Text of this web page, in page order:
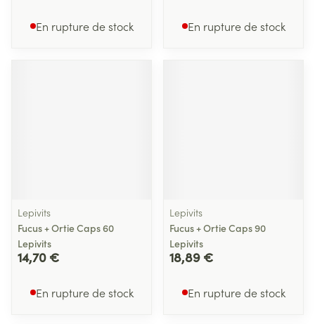
En rupture de stock En rupture de stock
Lepivits
Fucus + Ortie Caps 60
Lepivits
14,70 €
En rupture de stock
Lepivits
Fucus + Ortie Caps 90
Lepivits
18,89 €
En rupture de stock